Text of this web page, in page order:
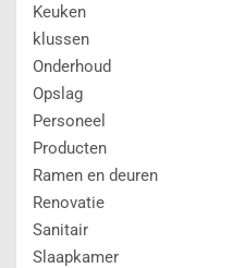
Keuken
klussen
Onderhoud
Opslag
Personeel
Producten
Ramen en deuren
Renovatie
Sanitair
Slaapkamer